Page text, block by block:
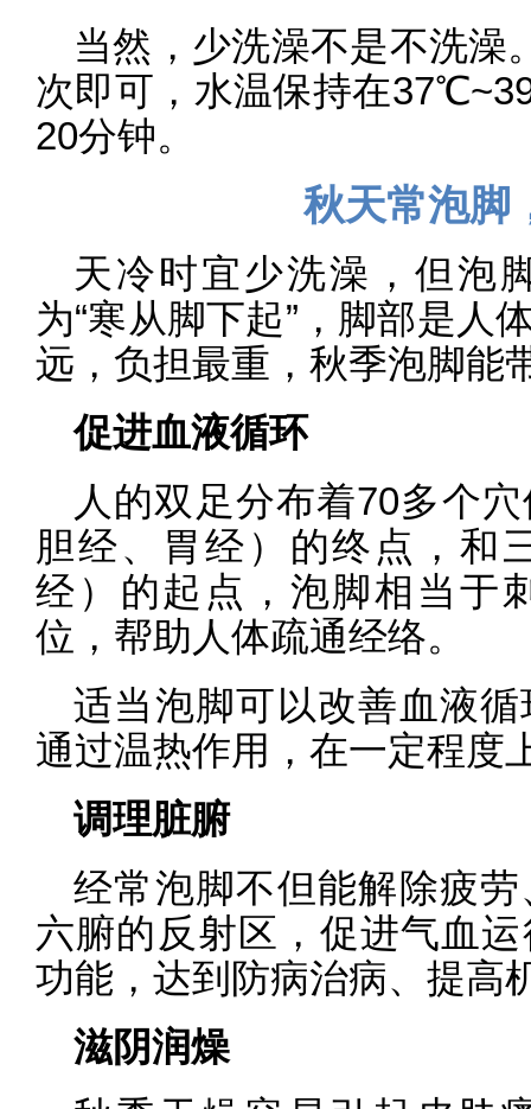
当然，少洗澡不是不洗澡
次即可，水温保持在
20分钟。
秋天常泡脚
天冷时宜少洗澡，但泡
为“寒从脚下起”，脚部是人
远，负担最重，秋季泡脚能
促进血液循环
人的双足分布着70多个
胆经、胃经）的终点，和
经）的起点，泡脚相当于
位，帮助人体疏通经络。
适当泡脚可以改善血液
通过温热作用，在一定程度
调理脏腑
经常泡脚不但能解除疲
六腑的反射区，促进气血
功能，达到防病治病、提高
滋阴润燥